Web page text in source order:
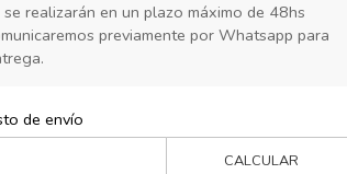
realizarán en un plazo máximo de 48hs
previamente por Whatsapp para
de envío
CALCULAR